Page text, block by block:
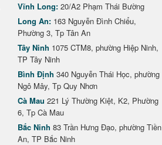
Vĩnh Long: 20/A2 Phạm Thái Bường
Long An: 163 Nguyễn Đình Chiểu,
Phường 3, Tp Tân An
Tây Ninh 1075 CTM8, phường Hiệp Ninh,
TP Tây Ninh
Bình Định 340 Nguyễn Thái Học, phường
Ngô Mây, Tp Quy Nhơn
Cà Mau 221 Lý Thường Kiệt, K2, Phường
6, Tp Cà Mau
Bắc Ninh 83 Trần Hưng Đạo, phường Tiền
An, TP Bắc Ninh